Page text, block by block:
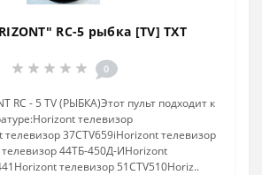
RC-5 рыбка [TV] TXT
0
RC - 5 TV (РЫБКА)Этот пульт подходит к
телевизор
37CTV659iHorizont телевизор
44ТБ-450Д-ИHorizont
телевизор 51CTV510Horiz..